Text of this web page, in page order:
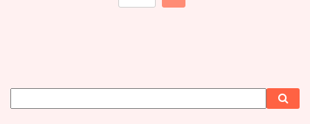
イ
索